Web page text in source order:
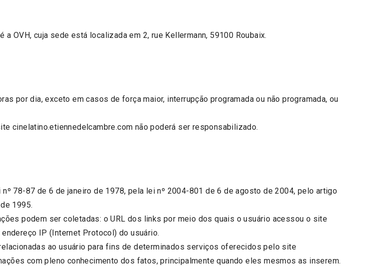
OVH, cuja sede está localizada em 2, rue Kellermann, 59100 Roubaix.
por dia, exceto em casos de força maior, interrupção programada ou não programada, ou
cinelatino.etiennedelcambre.com não poderá ser responsabilizado.
78-87 de 6 de janeiro de 1978, pela lei nº 2004-801 de 6 de agosto de 2004, pelo artigo
1995.
podem ser coletadas: o URL dos links por meio dos quais o usuário acessou o site
IP (Internet Protocol) do usuário.
ao usuário para fins de determinados serviços oferecidos pelo site
com pleno conhecimento dos fatos, principalmente quando eles mesmos as inserem.